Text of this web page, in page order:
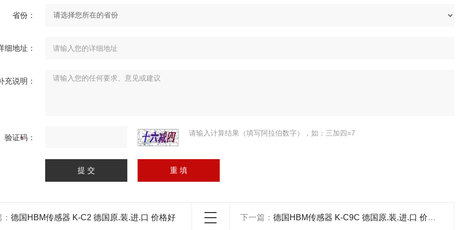
省份：
细地址：
充说明：
验证码： 请输入计算结果（填写阿拉伯数字），如：三加四=7
德国HBM传感器 K-C2 德国原.装.进.口 价格好 下一篇：德国HBM传感器 K-C9C 德国原.装.进.口 价格好